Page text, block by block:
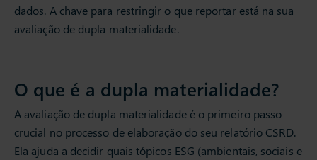
dados. A chave para restringir o que reportar está na sua
avaliação de dupla materialidade.
O que é a dupla materialidade?
A avaliação de dupla materialidade é o primeiro passo
crucial no processo de elaboração do seu relatório CSRD.
Ela ajuda a decidir quais tópicos ESG (ambientais, sociais e